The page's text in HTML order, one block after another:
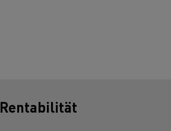
Rentabilität